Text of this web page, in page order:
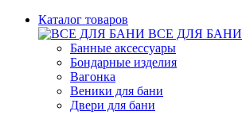
Каталог товаров
ВСЕ ДЛЯ БАНИ
Банные аксессуары
Бондарные изделия
Вагонка
Веники для бани
Двери для бани